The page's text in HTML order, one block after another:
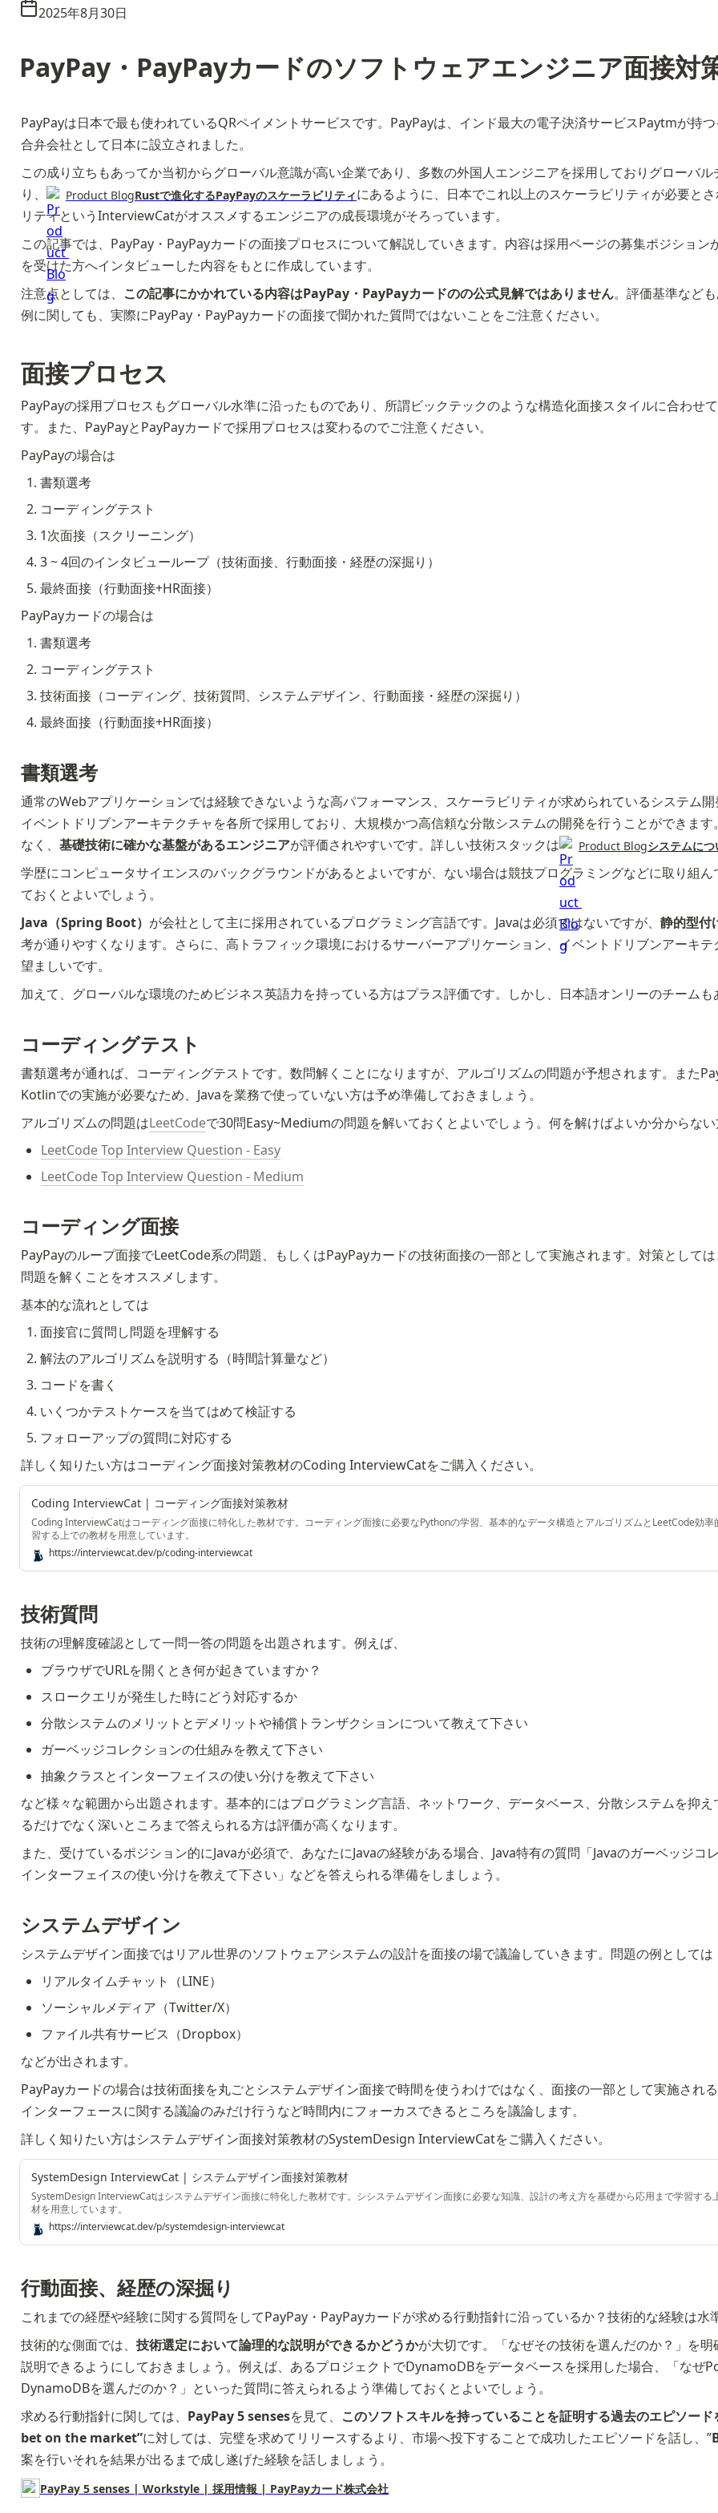
2025年8月30日
PayPay・PayPayカードのソフトウェアエンジニア面接対
PayPayは日本で最も使われているQRペイメントサービスです。PayPayは、インド最大の電子決済サービスPaytmが持
合弁会社として日本に設立されました。﻿
この成り立ちもあってか当初からグローバル意識が高い企業であり、多数の外国人エンジニアを採用しておりグローバ
り、
Product BlogRustで進化するPayPayのスケーラビリティにあるように、日本でこれ以上のスケーラビリティが必要と
リティというInterviewCatがオススメするエンジニアの成長環境がそろっています。
この記事では、PayPay・PayPayカードの面接プロセスについて解説していきます。内容は採用ページの募集ポジショ
を受けた方へインタビューした内容をもとに作成しています。
注意点としては、 この記事にかかれている内容はPayPay・PayPayカードのの公式見解ではありません。評価基準など
例に関しても、実際にPayPay・PayPayカードの面接で聞かれた質問ではないことをご注意ください。
面接プロセス
PayPayの採用プロセスもグローバル水準に沿ったものであり、所謂ビックテックのような構造化面接スタイルに合わせ
す。また、PayPayとPayPayカードで採用プロセスは変わるのでご注意ください。
PayPayの場合は
書類選考
コーディングテスト
1次面接（スクリーニング）
3 ~ 4回のインタビューループ（技術面接、行動面接・経歴の深掘り）
最終面接（行動面接+HR面接）
PayPayカードの場合は
書類選考
コーディングテスト
技術面接（コーディング、技術質問、システムデザイン、行動面接・経歴の深掘り）
最終面接（行動面接+HR面接）
書類選考
通常のWebアプリケーションでは経験できないような高パフォーマンス、スケーラビリティが求められているシステム
イベントドリブンアーキテクチャを各所で採用しており、大規模かつ高信頼な分散システムの開発を行うことができま
なく、 基礎技術に確かな基盤があるエンジニアが評価されやすいです。詳しい技術スタックは Product Blogシステムにつ
学歴にコンピュータサイエンスのバックグラウンドがあるとよいですが、ない場合は競技プログラミングなどに取り組
ておくとよいでしょう。
Java（Spring Boot） が会社として主に採用されているプログラミング言語です。Javaは必須ではないですが、 静的型付
考が通りやすくなります。さらに、高トラフィック環境におけるサーバーアプリケーション、イベントドリブンアーキ
望ましいです。
加えて、グローバルな環境のためビジネス英語力を持っている方はプラス評価です。しかし、日本語オンリーのチーム
コーディングテスト
書類選考が通れば、コーディングテストです。数問解くことになりますが、アルゴリズムの問題が予想されます。また
Kotlinでの実施が必要なため、Javaを業務で使っていない方は予め準備しておきましょう。
アルゴリズムの問題はLeetCodeで30問Easy~Mediumの問題を解いておくとよいでしょう。何を解けばよいか分からな
LeetCode Top Interview Question - Easy
LeetCode Top Interview Question - Medium
コーディング面接
PayPayのループ面接でLeetCode系の問題、もしくはPayPayカードの技術面接の一部として実施されます。対策として
問題を解くことをオススメします。
基本的な流れとしては
面接官に質問し問題を理解する
解法のアルゴリズムを説明する（時間計算量など）
コードを書く
いくつかテストケースを当てはめて検証する
フォローアップの質問に対応する
詳しく知りたい方はコーディング面接対策教材のCoding InterviewCatをご購入ください。
Coding InterviewCat | コーディング面接対策教材
Coding InterviewCatはコーディング面接に特化した教材です。コーディング面接に必要なPythonの学習、基本的なデータ構造とアルゴリズムとLeetCode効率
習する上での教材を用意しています。
https://interviewcat.dev/p/coding-interviewcat
技術質問
技術の理解度確認として一問一答の問題を出題されます。例えば、
ブラウザでURLを開くとき何が起きていますか？
スロークエリが発生した時にどう対応するか
分散システムのメリットとデメリットや補償トランザクションについて教えて下さい
ガーベッジコレクションの仕組みを教えて下さい
抽象クラスとインターフェイスの使い分けを教えて下さい
など様々な範囲から出題されます。基本的にはプログラミング言語、ネットワーク、データベース、分散システムを抑
るだけでなく深いところまで答えられる方は評価が高くなります。
また、受けているポジション的にJavaが必須で、あなたにJavaの経験がある場合、Java特有の質問「Javaのガーベッジ
インターフェイスの使い分けを教えて下さい」などを答えられる準備をしましょう。
システムデザイン
システムデザイン面接ではリアル世界のソフトウェアシステムの設計を面接の場で議論していきます。問題の例としては
リアルタイムチャット（LINE）
ソーシャルメディア（Twitter/X）
ファイル共有サービス（Dropbox）
などが出されます。
PayPayカードの場合は技術面接を丸ごとシステムデザイン面接で時間を使うわけではなく、面接の一部として実施され
インターフェースに関する議論のみだけ行うなど時間内にフォーカスできるところを議論します。
詳しく知りたい方はシステムデザイン面接対策教材のSystemDesign InterviewCatをご購入ください。
SystemDesign InterviewCat | システムデザイン面接対策教材
SystemDesign InterviewCatはシステムデザイン面接に特化した教材です。シシステムデザイン面接に必要な知識、設計の考え方を基礎から応用まで学習する
材を用意しています。
https://interviewcat.dev/p/systemdesign-interviewcat
行動面接、経歴の深掘り
これまでの経歴や経験に関する質問をしてPayPay・PayPayカードが求める行動指針に沿っているか？技術的な経験は
技術的な側面では、 技術選定において論理的な説明ができるかどうかが大切です。「なぜその技術を選んだのか？」を
説明できるようにしておきましょう。例えば、あるプロジェクトでDynamoDBをデータベースを採用した場合、「なぜ
DynamoDBを選んだのか？」といった質問に答えられるよう準備しておくとよいでしょう。
求める行動指針に関しては、 PayPay 5 sensesを見て、 このソフトスキルを持っていることを証明する過去のエピソー
bet on the market”に対しては、完璧を求めてリリースするより、市場へ投下することで成功したエピソードを話し、”
案を行いそれを結果が出るまで成し遂げた経験を話しましょう。
PayPay 5 senses | Workstyle | 採用情報 | PayPayカード株式会社